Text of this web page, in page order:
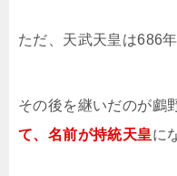
ただ、天武天皇は686
その後を継いだのが鸕
て、名前が持統天皇に